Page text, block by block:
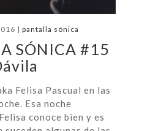
| pantalla sónica
SÓNICA #15
Felisa Pascual en las
Esa noche
conoce bien y es